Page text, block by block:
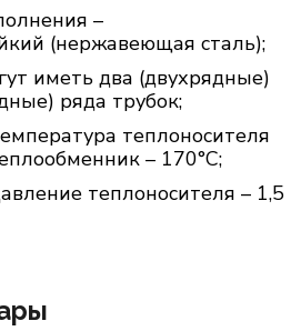
–
(нержавеющая сталь);
иметь два (двухрядные)
ряда трубок;
теплоносителя
– 170°С;
теплоносителя – 1,5